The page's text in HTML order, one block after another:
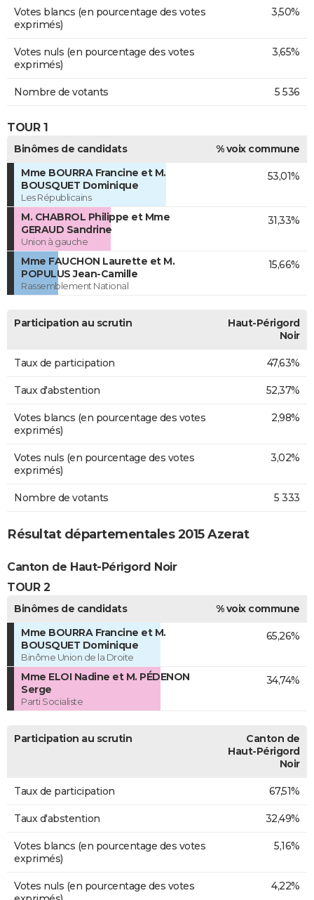
Votes blancs (en pourcentage des votes
exprimés)
3,50%
Votes nuls (en pourcentage des votes
exprimés)
3,65%
Nombre de votants 5 536
TOUR 1
Binômes de candidats
% voix commune
Mme BOURRA Francine et M.
BOUSQUET Dominique
Les Républicains
53,01%
M. CHABROL Philippe et Mme
GERAUD Sandrine
Union à gauche
31,33%
Mme FAUCHON Laurette et M.
POPULUS Jean-Camille
Rassemblement National
15,66%
Participation au scrutin
Haut-Périgord
Noir
Taux de participation 47,63%
Taux d'abstention 52,37%
Votes blancs (en pourcentage des votes
exprimés)
2,98%
Votes nuls (en pourcentage des votes
exprimés)
3,02%
Nombre de votants 5 333
Résultat départementales 2015 Azerat
Canton de Haut-Périgord Noir
TOUR 2
Binômes de candidats
% voix commune
Mme BOURRA Francine et M.
BOUSQUET Dominique
Binôme Union de la Droite
65,26%
Mme ELOI Nadine et M. PÉDENON
Serge
Parti Socialiste
34,74%
Participation au scrutin
Canton de
Haut-Périgord
Noir
Taux de participation 67,51%
Taux d'abstention 32,49%
Votes blancs (en pourcentage des votes
exprimés)
5,16%
Votes nuls (en pourcentage des votes
4,22%